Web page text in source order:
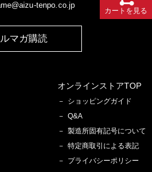
カートを見る
tenpo.co.jp
ルマガ購読
オンラインストアTOP
ショッピングガイド
Q&A
製造所固有記号について
特定商取引による表記
プライバシーポリシー
カートを見る